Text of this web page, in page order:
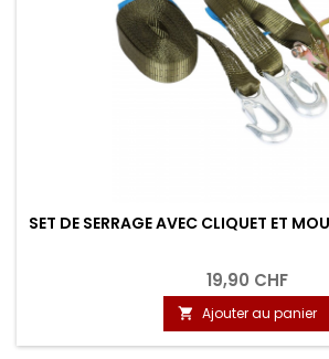
SET DE SERRAGE AVEC CLIQUET ET
19,90 CHF
 Ajouter au panier